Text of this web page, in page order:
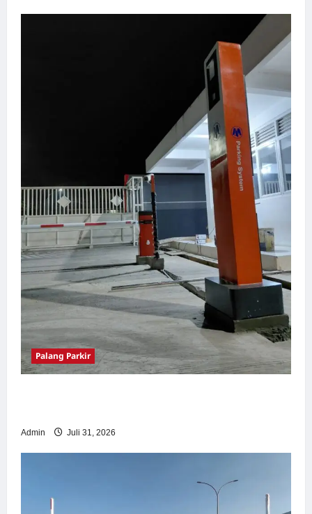
Palang Parkir
Admin Juli 31, 2026